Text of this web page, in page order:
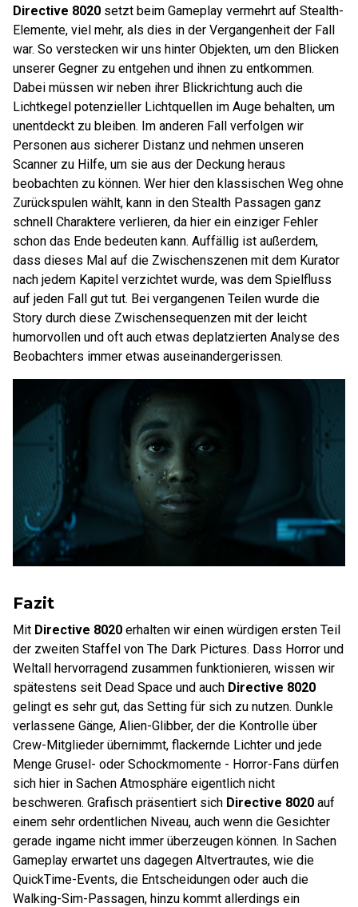
Directive 8020 setzt beim Gameplay vermehrt auf Stealth-
Elemente, viel mehr, als dies in der Vergangenheit der Fall
war. So verstecken wir uns hinter Objekten, um den Blicken
unserer Gegner zu entgehen und ihnen zu entkommen.
Dabei müssen wir neben ihrer Blickrichtung auch die
Lichtkegel potenzieller Lichtquellen im Auge behalten, um
unentdeckt zu bleiben. Im anderen Fall verfolgen wir
Personen aus sicherer Distanz und nehmen unseren
Scanner zu Hilfe, um sie aus der Deckung heraus
beobachten zu können. Wer hier den klassischen Weg ohne
Zurückspulen wählt, kann in den Stealth Passagen ganz
schnell Charaktere verlieren, da hier ein einziger Fehler
schon das Ende bedeuten kann. Auffällig ist außerdem,
dass dieses Mal auf die Zwischenszenen mit dem Kurator
nach jedem Kapitel verzichtet wurde, was dem Spielfluss
auf jeden Fall gut tut. Bei vergangenen Teilen wurde die
Story durch diese Zwischensequenzen mit der leicht
humorvollen und oft auch etwas deplatzierten Analyse des
Beobachters immer etwas auseinandergerissen.
Fazit
Mit Directive 8020 erhalten wir einen würdigen ersten Teil
der zweiten Staffel von The Dark Pictures. Dass Horror und
Weltall hervorragend zusammen funktionieren, wissen wir
spätestens seit Dead Space und auch Directive 8020
gelingt es sehr gut, das Setting für sich zu nutzen. Dunkle
verlassene Gänge, Alien-Glibber, der die Kontrolle über
Crew-Mitglieder übernimmt, flackernde Lichter und jede
Menge Grusel- oder Schockmomente - Horror-Fans dürfen
sich hier in Sachen Atmosphäre eigentlich nicht
beschweren. Grafisch präsentiert sich Directive 8020 auf
einem sehr ordentlichen Niveau, auch wenn die Gesichter
gerade ingame nicht immer überzeugen können. In Sachen
Gameplay erwartet uns dagegen Altvertrautes, wie die
QuickTime-Events, die Entscheidungen oder auch die
Walking-Sim-Passagen, hinzu kommt allerdings ein